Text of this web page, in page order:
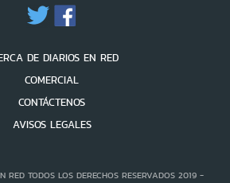
DE DIARIOS EN RED
COMERCIAL
CONTÁCTENOS
AVISOS LEGALES
RED TODOS LOS DERECHOS RESERVADOS 2019 -